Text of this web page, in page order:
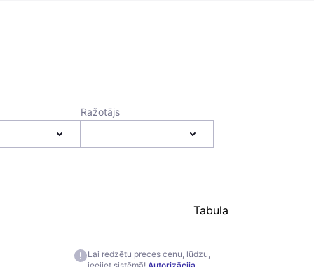
Ražotājs
Tabula
Lai redzētu preces cenu, lūdzu,